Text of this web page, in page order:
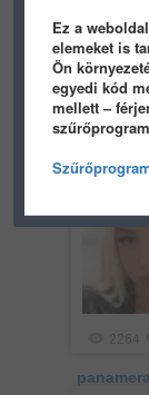
3739
panamera
2264
panamera
Ez a
elemeket is
Ön
egyedi kód
mellett –